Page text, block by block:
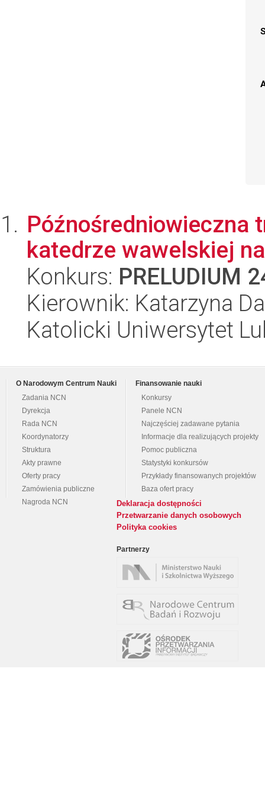
Późnośredniowieczna
katedrze wawelskiej
Konkurs: PRELUDIUM
Kierownik: Katarzyna
Katolicki Uniwersytet
O Narodowym Centrum Nauki
Zadania NCN
Dyrekcja
Rada NCN
Koordynatorzy
Struktura
Akty prawne
Oferty pracy
Zamówienia publiczne
Nagroda NCN
Finansowanie nauki
Konkursy
Panele NCN
Najczęściej zadawane pytania
Informacje dla realizujących projekty
Pomoc publiczna
Statystyki konkursów
Przykłady finansowanych projektów
Baza ofert pracy
Deklaracja dostępności
Przetwarzanie danych osobowych
Polityka cookies
Partnerzy